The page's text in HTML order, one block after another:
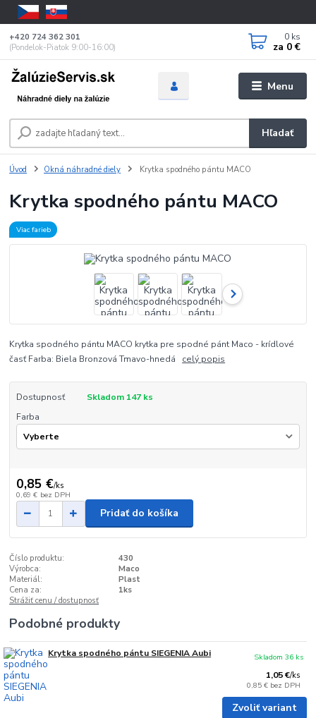
Menu
Hľadať
+420 724 362 301
(Pondelok-Piatok 9:00-16:00)
0 ks
za 0 €
Úvod Okná náhradné diely Krytka spodného pántu MACO
Krytka spodného pántu MACO
Viac farieb
Krytka spodného pántu MACO krytka pre spodné pánt Maco - krídlové
časť Farba: Biela Bronzová Tmavo-hnedá celý popis
Dostupnosť
Skladom 147 ks
Farba
0,85 €/ks
0,69 € bez DPH
Pridať do košíka
Číslo produktu:
430
Výrobca:
Maco
Materiál:
Plast
Cena za:
1ks
Strážiť cenu / dostupnosť
Podobné produkty
Krytka spodného pántu SIEGENIA Aubi
1,05 €/ks
0,85 € bez DPH
Skladom 36 ks
Zvoliť variant